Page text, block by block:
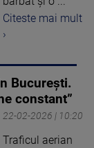
Citeste mai mult
›
București.
constant”
22-02-2026 | 10:20
Traficul aerian